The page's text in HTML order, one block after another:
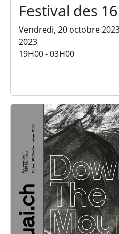
Festival des
Vendredi, 20 octobre
2023
19H00 - 03H00